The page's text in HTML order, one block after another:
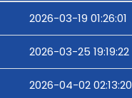
2026-03-19 01:26:01
2026-03-25 19:19:22
2026-04-02 02:13:20